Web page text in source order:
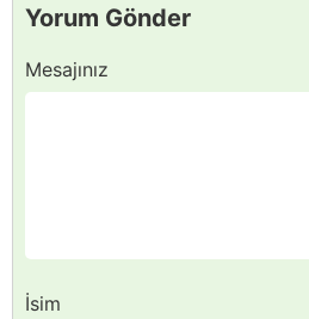
Yorum Gönder
Mesajınız
İsim